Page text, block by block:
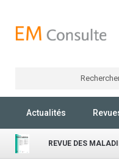
Actualités
REVUE DES